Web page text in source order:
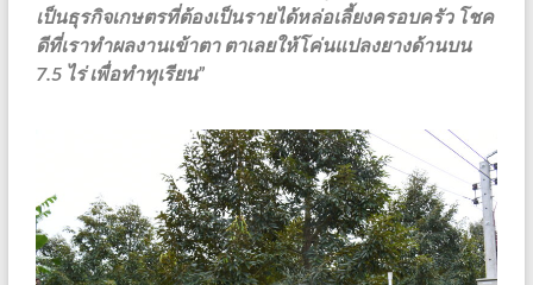
เป็นธุรกิจเกษตรที่ต้องเป็นรายได้หล่อเลี้ยงครอบครัว โชค
ดีที่เราทำผลงานเข้าตา ตาเลยให้โค่นแปลงยางด้านบน
7.5 ไร่ เพื่อทำทุเรียน”